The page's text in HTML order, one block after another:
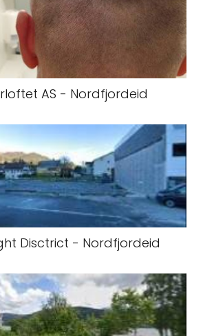
AS - Nordfjordeid
Disctrict - Nordfjordeid